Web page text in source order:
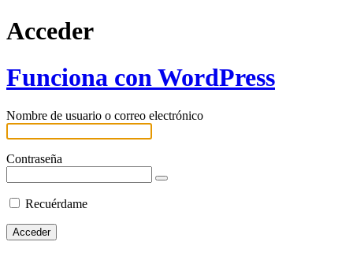
Acceder
Funciona con WordPress
Nombre de usuario o correo electrónico
Contraseña
Recuérdame